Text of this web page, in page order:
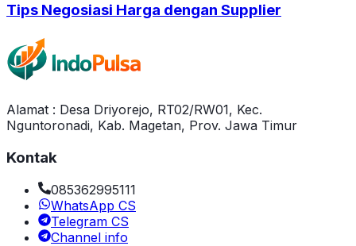
Tips Negosiasi Harga dengan Supplier
Alamat : Desa Driyorejo, RT02/RW01, Kec.
Nguntoronadi, Kab. Magetan, Prov. Jawa Timur
Kontak
085362995111
WhatsApp CS
Telegram CS
Channel info